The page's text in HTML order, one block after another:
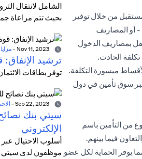
من خلال توفير
- أو المصاريف
بمصاريف الدخول
الحادث.
ميسورة التكلفة.
سوق تأمين في دول
من التأمين باسم
فيما بينهم.
يوفر الحماية لكل عضو
الشامل لانتقال
بحيث تتم مراعاة
-
ترشيد الإنفاق:
توفر بطاقات
-
سيتي بنك نصائح
الإلكتروني
أسلوب الاحتيال عبر
موظفون لدى سيتي